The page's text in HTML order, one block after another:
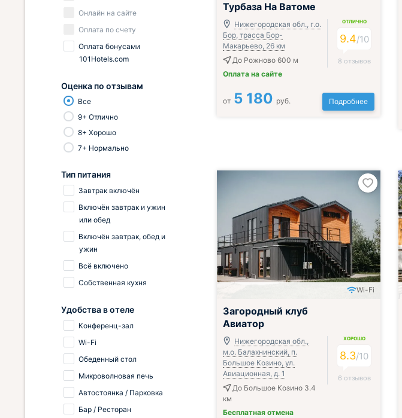
Турбаза На Ватоме
Нижегородская обл., г.о.
Бор, трасса Бор-
Макарьево, 26 км
До Рожново 600 м
Оплата на сайте
ОТЛИЧНО
9.4/10
8 отзывов
от 5 180 руб. Подробнее
Wi-Fi
Загородный клуб
Авиатор
Нижегородская обл.,
м.о. Балахнинский, п.
Большое Козино, ул.
Авиационная, д. 1
До Большое Козино 3.4
км
Бесплатная отмена
ХОРОШО
8.3/10
6 отзывов
Онлайн на сайте
Оплата по счету
Оплата бонусами
101Hotels.com
Оценка по отзывам
Все
9+ Отлично
8+ Хорошо
7+ Нормально
Тип питания
Завтрак включён
Включён завтрак и ужин
или обед
Включён завтрак, обед и
ужин
Всё включено
Собственная кухня
Удобства в отеле
Конференц-зал
Wi-Fi
Обеденный стол
Микроволновая печь
Автостоянка / Парковка
Бар / Ресторан